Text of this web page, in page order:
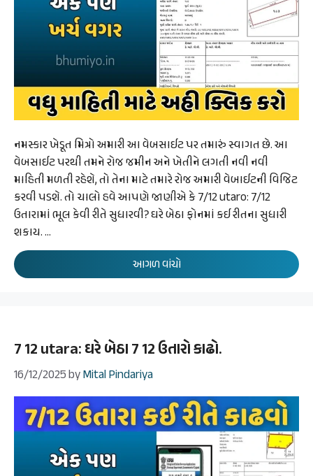
નમસ્કાર ખેડૂત મિત્રો અમારી આ વેબસાઈટ પર તમારું સ્વાગત છે. આ
વેબસાઈટ પરથી તમને રોજ જમીન અને ખેતીને લગતી નવી નવી
માહિતી મળતી રહેશે, તો તેના માટે તમારે રોજ અમારી વેબાઈટની વિજિટ
કરવી પડશે. તો ચાલો હવે આપણે જાણીએ કે 7/12 utaro: 7/12
ઉતારામાં ભૂલ કેવી રીતે સુધારવી? ઘરે બેઠા ફોનમાં કઈ રીતના સુધારી
શકાય. …
આગળ વાંચો
7 12 utara: ઘરે બેઠા 7 12 ઉતારો કાઢો.
16/12/2025byMital Pindariya